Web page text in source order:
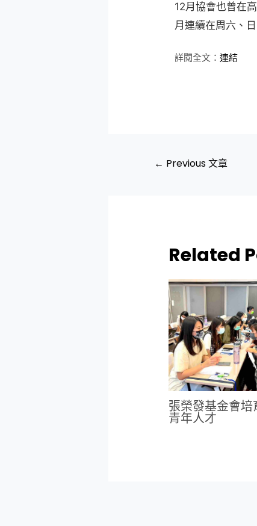
12月協會也曾在
月連續在周六、
詳閱全文：連結
← Previous 文章
Related
張榮發基金會培
青年人才